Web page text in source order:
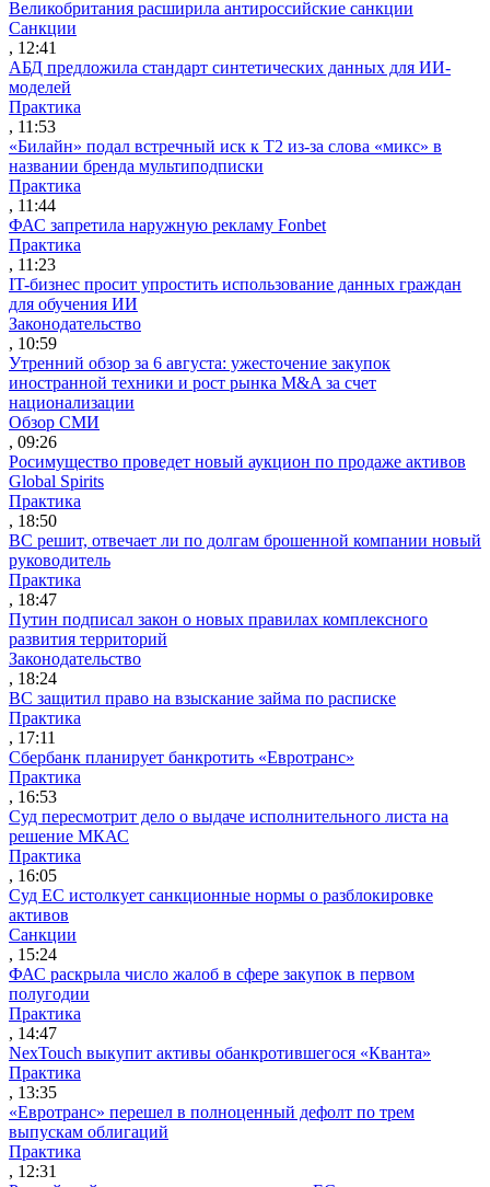
Великобритания расширила антироссийские санкции
Санкции
, 12:41
АБД предложила стандарт синтетических данных для ИИ-
моделей
Практика
, 11:53
«Билайн» подал встречный иск к Т2 из-за слова «микс» в
названии бренда мультиподписки
Практика
, 11:44
ФАС запретила наружную рекламу Fonbet
Практика
, 11:23
IT-бизнес просит упростить использование данных граждан
для обучения ИИ
Законодательство
, 10:59
Утренний обзор за 6 августа: ужесточение закупок
иностранной техники и рост рынка M&A за счет
национализации
Обзор СМИ
, 09:26
Росимущество проведет новый аукцион по продаже активов
Global Spirits
Практика
, 18:50
ВС решит, отвечает ли по долгам брошенной компании новый
руководитель
Практика
, 18:47
Путин подписал закон о новых правилах комплексного
развития территорий
Законодательство
, 18:24
ВС защитил право на взыскание займа по расписке
Практика
, 17:11
Сбербанк планирует банкротить «Евротранс»
Практика
, 16:53
Суд пересмотрит дело о выдаче исполнительного листа на
решение МКАС
Практика
, 16:05
Суд ЕС истолкует санкционные нормы о разблокировке
активов
Санкции
, 15:24
ФАС раскрыла число жалоб в сфере закупок в первом
полугодии
Практика
, 14:47
NexTouch выкупит активы обанкротившегося «Кванта»
Практика
, 13:35
«Евротранс» перешел в полноценный дефолт по трем
выпускам облигаций
Практика
, 12:31